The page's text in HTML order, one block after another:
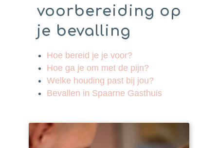
voorbereiding op
je bevalling
Hoe bereid je je voor?
Hoe ga je om met de pijn?
Welke houding past bij jou?
Bevallen in Spaarne Gasthuis